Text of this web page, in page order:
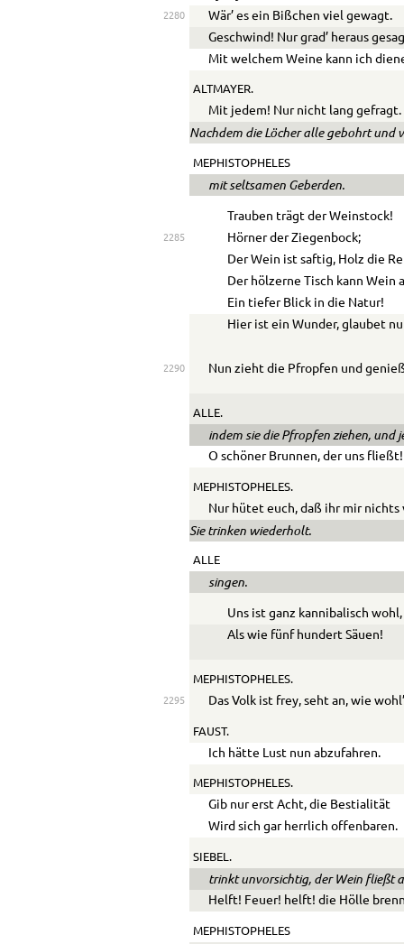
2280
Wär’ es ein Bißchen viel gewagt.
Geschwind! Nur grad’ heraus
Mit welchem Weine kann ich
ALTMAYER.
Mit jedem! Nur nicht lang gefragt.
Nachdem die Löcher alle gebohrt und
MEPHISTOPHELES
mit seltsamen Geberden.
Trauben trägt der Weinstock!
2285
Hörner der Ziegenbock;
Der Wein ist saftig, Holz die
Der hölzerne Tisch kann Wein
Ein tiefer Blick in die Natur!
Hier ist ein Wunder, glaubet
2290 Nun zieht die Pfropfen und
ALLE.
indem sie die Pfropfen ziehen, und
O schöner Brunnen, der uns fließt!
MEPHISTOPHELES.
Nur hütet euch, daß ihr mir
Sie trinken wiederholt.
ALLE
singen.
Uns ist ganz kannibalisch wohl,
Als wie fünf hundert Säuen!
MEPHISTOPHELES.
2295 Das Volk ist frey, seht an, wie
FAUST.
Ich hätte Lust nun abzufahren.
MEPHISTOPHELES.
Gib nur erst Acht, die Bestialität
Wird sich gar herrlich offenbaren.
SIEBEL.
trinkt unvorsichtig, der Wein fließt
Helft! Feuer! helft! die Hölle
MEPHISTOPHELES